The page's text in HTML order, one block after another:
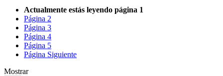
Actualmente estás leyendo página 1
Página 2
Página 3
Página 4
Página 5
Página Siguiente
Mostrar